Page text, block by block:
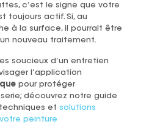
c’est le signe que votre
toujours actif. Si, au
à la surface, il pourrait être
nouveau traitement.
soucieux d’un entretien
l’application
pour protéger
découvrez notre guide
et solutions
peinture